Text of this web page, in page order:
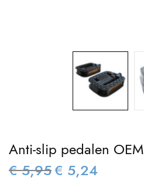
Anti-slip pedalen OEM
€5,95 Oorspronkelijke
€ 5,24Huidige